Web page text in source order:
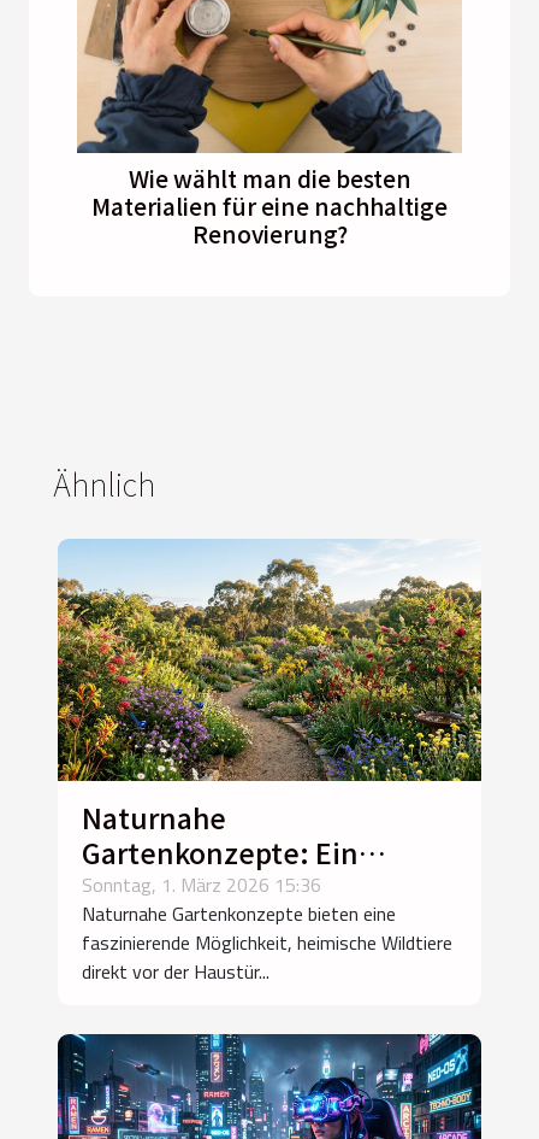
Wie wählt man die besten
Materialien für eine nachhaltige
Renovierung?
Ähnlich
Naturnahe
Gartenkonzepte: Ein
Paradies für heimische
Wildtiere?
Sonntag, 1. März 2026 15:36
Naturnahe Gartenkonzepte bieten eine
faszinierende Möglichkeit, heimische Wildtiere
direkt vor der Haustür...